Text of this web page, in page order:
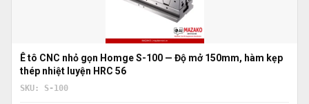
Ê tô CNC nhỏ gọn Homge S-100 — Độ mở 150mm, hàm kẹp
thép nhiệt luyện HRC 56
SKU: S-100